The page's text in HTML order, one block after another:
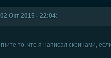
Окт 2015 - 22:04:
то, что я написал скринами,